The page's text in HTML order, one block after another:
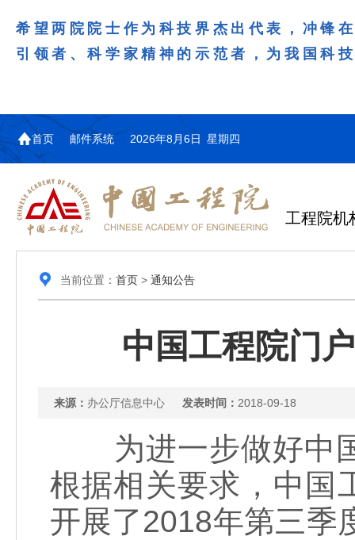
希望两院院士作为科技界杰出代表，冲锋
引领者、科学家精神的示范者，为我国科
首页 邮件系统 2026年8月6日 星期四
工程院机
当前位置： 首页> 通知公告
中国工程院门
来源： 办公厅信息中心 发表时间： 2018-09-18
为进一步做好中国
根据相关要求，中国
开展了2018年第三季